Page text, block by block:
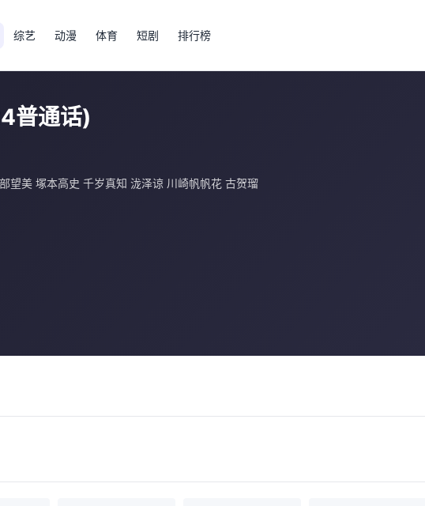
综艺 动漫 体育 短剧 排行榜
普通话)
望美 塚本高史 千岁真知 泷泽谅 川崎帆帆花 古贺瑠